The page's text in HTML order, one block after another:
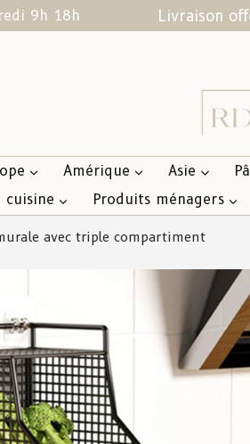
9h 18h Livraison
Amérique Asie
cuisine
Produits ménagers
avec triple compartiment